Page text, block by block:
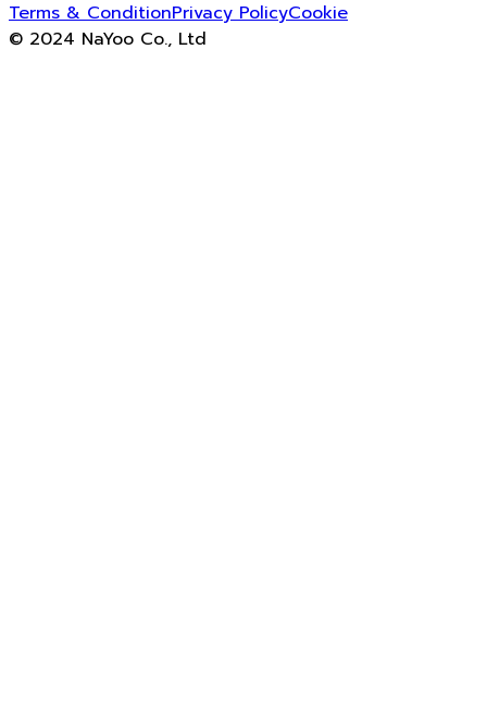
Terms & ConditionPrivacy PolicyCookie
© 2024 NaYoo Co., Ltd